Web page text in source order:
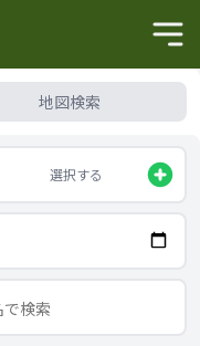
地図検索
選択する